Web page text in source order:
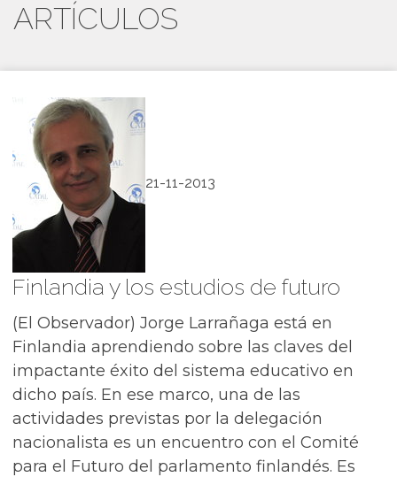
ARTÍCULOS
21-11-2013
Finlandia y los estudios de futuro
(El Observador) Jorge Larrañaga está en
Finlandia aprendiendo sobre las claves del
impactante éxito del sistema educativo en
dicho país. En ese marco, una de las
actividades previstas por la delegación
nacionalista es un encuentro con el Comité
para el Futuro del parlamento finlandés. Es